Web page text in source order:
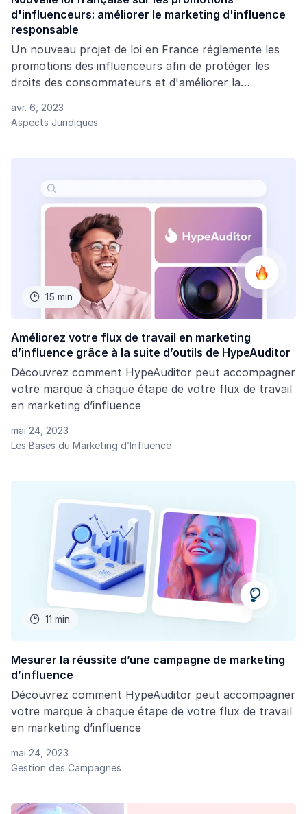
d'influenceurs: améliorer le marketing d'influence
responsable
Un nouveau projet de loi en France réglemente les
promotions des influenceurs afin de protéger les
droits des consommateurs et d'améliorer la
avr. 6, 2023
Aspects Juridiques
 15 min
Améliorez votre flux de travail en marketing
d’influence grâce à la suite d’outils de HypeAuditor
Découvrez comment HypeAuditor peut accompagner
votre marque à chaque étape de votre flux de travail
en marketing d’influence
mai 24, 2023
Les Bases du Marketing d’Influence
 11 min
Mesurer la réussite d’une campagne de marketing
d’influence
Découvrez comment HypeAuditor peut accompagner
votre marque à chaque étape de votre flux de travail
en marketing d’influence
mai 24, 2023
Gestion des Campagnes